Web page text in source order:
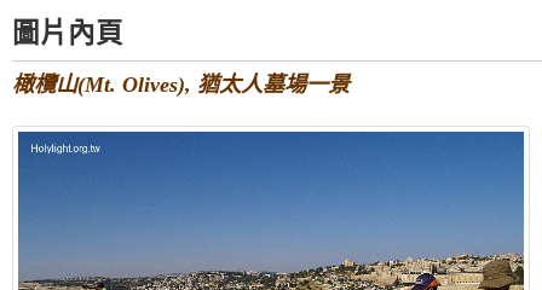
圖片內頁
橄欖山(Mt. Olives), 猶太人墓場一景